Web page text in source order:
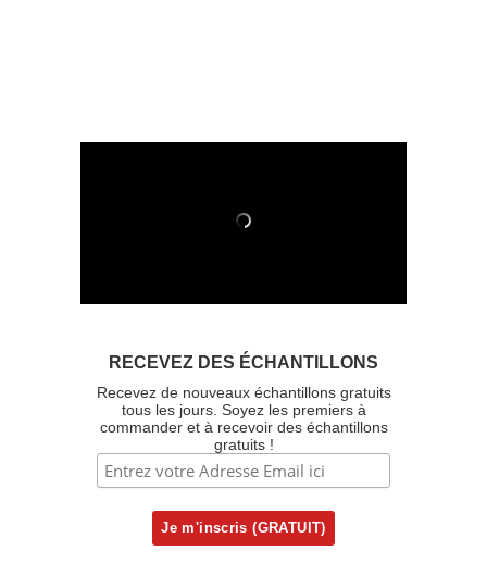
RECEVEZ DES ÉCHANTILLONS
Recevez de nouveaux échantillons gratuits
tous les jours. Soyez les premiers à
commander et à recevoir des échantillons
gratuits !